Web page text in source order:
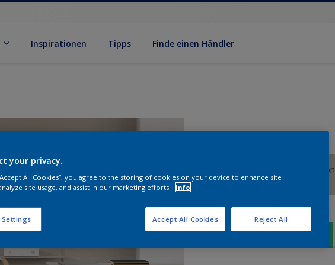
Inspirationen Tipps Finde einen Händler
Stone Sensation
Größe
2,5 l
your privacy.
All Cookies”, you agree to the storing of cookies on your device to enhance site
site usage, and assist in our marketing efforts.
Info
Settings Reject All
Accept All Cookies